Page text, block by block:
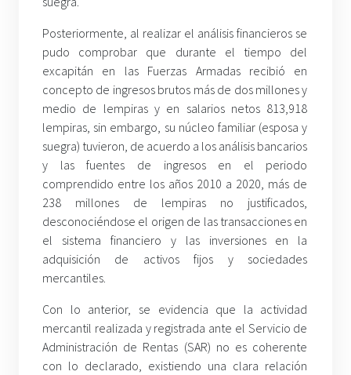
Posteriormente, al realizar el análisis financieros se
pudo comprobar que durante el tiempo del
excapitán en las Fuerzas Armadas recibió en
concepto de ingresos brutos más de dos millones y
medio de lempiras y en salarios netos 813,918
lempiras, sin embargo, su núcleo familiar (esposa y
suegra) tuvieron, de acuerdo a los análisis bancarios
y las fuentes de ingresos en el periodo
comprendido entre los años 2010 a 2020, más de
238 millones de lempiras no justificados,
desconociéndose el origen de las transacciones en
el sistema financiero y las inversiones en la
adquisición de activos fijos y sociedades
mercantiles.
Con lo anterior, se evidencia que la actividad
mercantil realizada y registrada ante el Servicio de
Administración de Rentas (SAR) no es coherente
con lo declarado, existiendo una clara relación